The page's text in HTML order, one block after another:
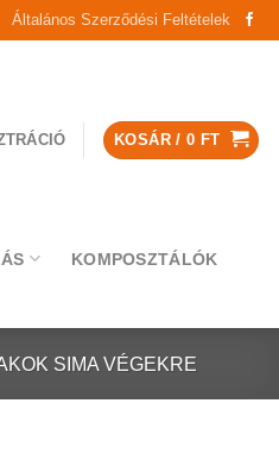
Általános Szerződési Feltételek
KOSÁR /0 FT
KOMPOSZTÁLÓK
SIMA VÉGEKRE